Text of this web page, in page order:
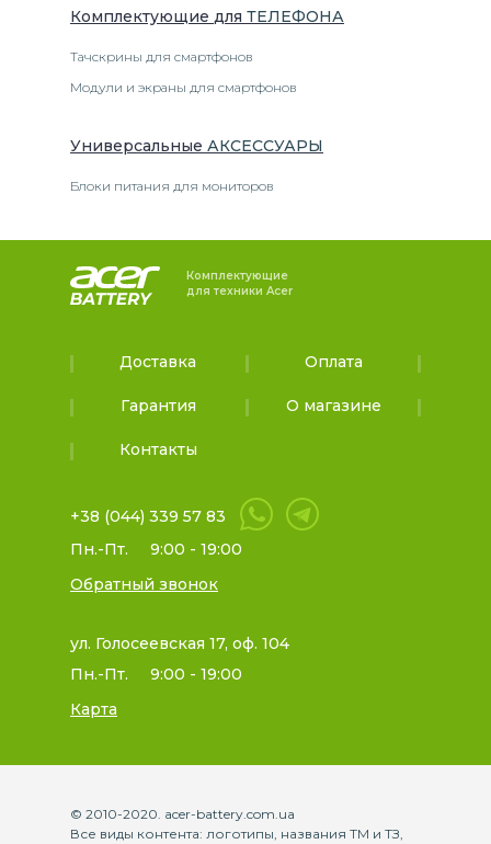
Комплектующие для ТЕЛЕФОНА
Тачскрины для смартфонов
Модули и экраны для смартфонов
Универсальные АКСЕССУАРЫ
Блоки питания для мониторов
Комплектующие
для техники Acer
Доставка Оплата
Гарантия О магазине
Контакты
+38 (044) 339 57 83
Пн.-Пт.
9:00 - 19:00
Обратный звонок
ул. Голосеевская 17, оф. 104
Пн.-Пт.
9:00 - 19:00
Карта
© 2010-2020. acer-battery.com.ua
Все виды контента: логотипы, названия ТМ и ТЗ,